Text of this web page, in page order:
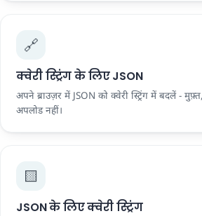
🔗
क्वेरी स्ट्रिंग के लिए JSON
अपने ब्राउज़र में JSON को क्वेरी स्ट्रिंग में बदलें -
अपलोड नहीं।
🟨
JSON के लिए क्वेरी स्ट्रिंग